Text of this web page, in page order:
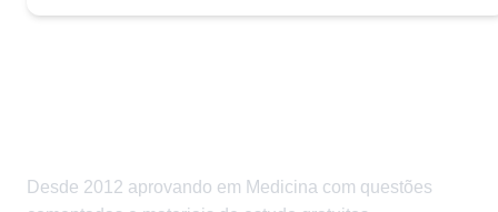
Desde 2012 aprovando em Medicina com questões